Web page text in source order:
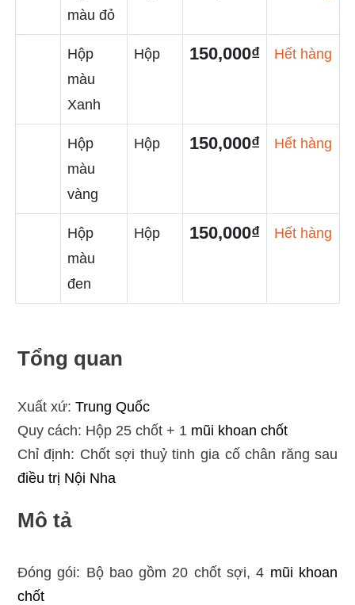
màu đỏ
Hộp
màu
Xanh
Hộp 150,000₫ Hết hàng
Hộp
màu
vàng
Hộp 150,000₫ Hết hàng
Hộp
màu
đen
Hộp 150,000₫ Hết hàng
Tổng quan
Xuất xứ: Trung Quốc
Quy cách: Hộp 25 chốt + 1 mũi khoan chốt
Chỉ định: Chốt sợi thuỷ tinh gia cố chân răng sau
điều trị Nội Nha
Mô tả
Đóng gói: Bộ bao gồm 20 chốt sợi, 4 mũi khoan
chốt